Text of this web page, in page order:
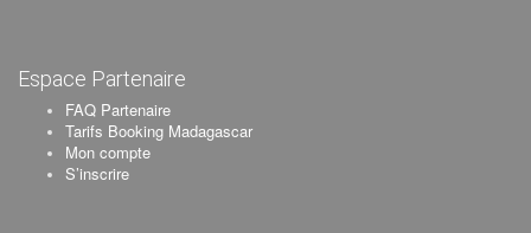
Espace Partenaire
FAQ Partenaire
Tarifs Booking Madagascar
Mon compte
S’inscrire